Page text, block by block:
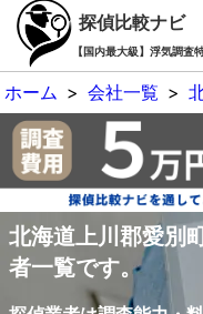
探偵比較ナビ
【国内最大級】浮気調査
ホーム > 会社一覧 >
北海道上川郡愛別
者一覧です。